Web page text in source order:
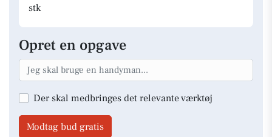
stk
Opret en opgave
Der skal medbringes det relevante værktøj
Modtag bud gratis